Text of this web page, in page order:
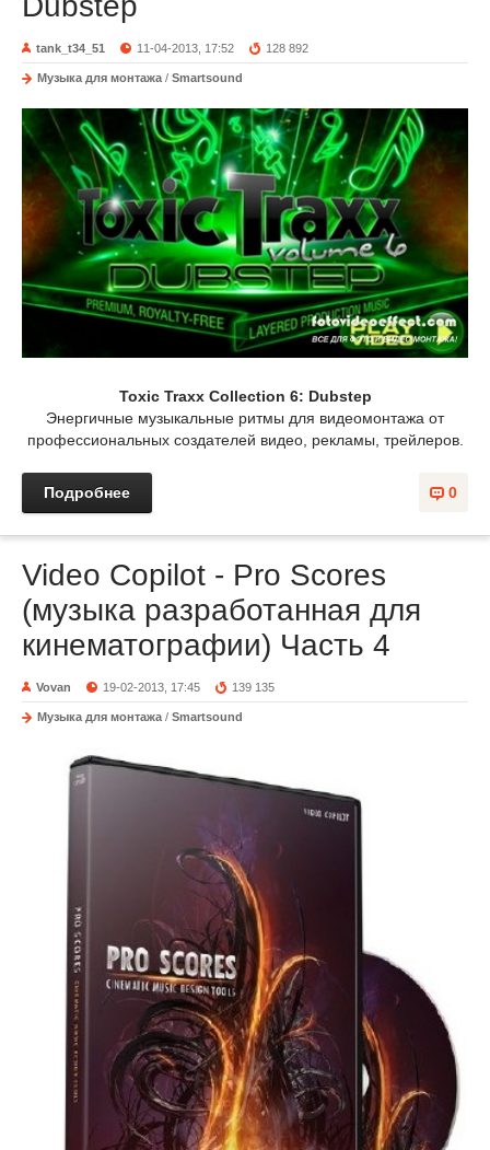
tank_t34_51 11-04-2013, 17:52 128 892
Музыка для монтажа / Smartsound
Toxic Traxx Collection 6: Dubstep
Энергичные музыкальные ритмы для видеомонтажа от
профессиональных создателей видео, рекламы, трейлеров.
0
Подробнее
Video Copilot - Pro Scores
(музыка разработанная для
кинематографии) Часть 4
Vovan 19-02-2013, 17:45 139 135
Музыка для монтажа / Smartsound